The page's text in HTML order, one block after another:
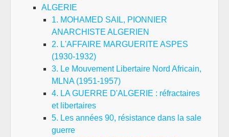
ALGERIE
1. MOHAMED SAIL, PIONNIER
ANARCHISTE ALGERIEN
2. L'AFFAIRE MARGUERITE ASPES
(1930-1932)
3. Le Mouvement Libertaire Nord Africain,
MLNA (1951-1957)
4. LA GUERRE D'ALGERIE : réfractaires
et libertaires
5. Les années 90, résistance dans la sale
guerre